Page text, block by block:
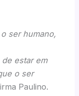
ser humano,
estar em
o ser
Paulino.